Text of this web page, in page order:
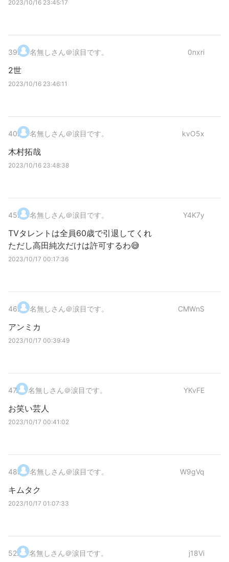
2023/10/16 23:45:17
39. 名無しさん＠涙目です。 0nxri
2世
2023/10/16 23:46:11
40. 名無しさん＠涙目です。 kvO5x
木村拓哉
2023/10/16 23:48:38
45. 名無しさん＠涙目です。 Y4K7y
TVタレントは全員60歳で引退してくれ
ただし高田純次だけは許可するわ😅
2023/10/17 00:17:36
46. 名無しさん＠涙目です。 CMWnS
アンミカ
2023/10/17 00:39:49
47. 名無しさん＠涙目です。 YKvFE
お笑い芸人
2023/10/17 00:41:02
48. 名無しさん＠涙目です。 W9gVq
キムタク
2023/10/17 01:07:33
52. 名無しさん＠涙目です。 j18Vi